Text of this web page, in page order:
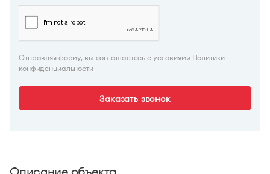
Отправляя форму, вы соглашаетесь с условиями Политики
конфиденциальности
Заказать звонок